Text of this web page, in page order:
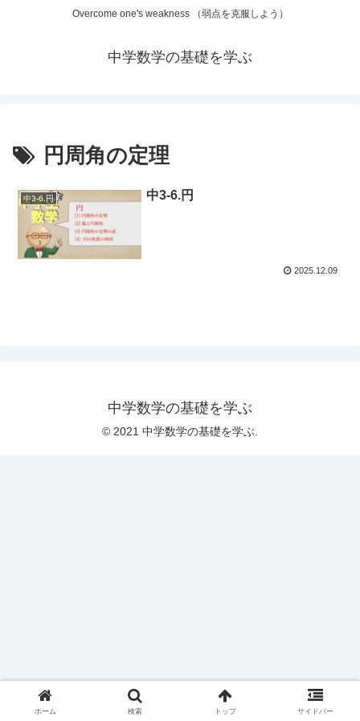
Overcome one's weakness （弱点を克服しよう）
中学数学の基礎を学ぶ
円周角の定理
中3-6.円 中3-6.円
2025.12.09
中学数学の基礎を学ぶ
© 2021 中学数学の基礎を学ぶ.
ホーム 検索 トップ サイドバー